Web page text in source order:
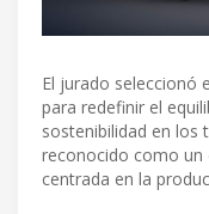
El jurado seleccionó
para redefinir el
sostenibilidad en los
reconocido como un
centrada en la